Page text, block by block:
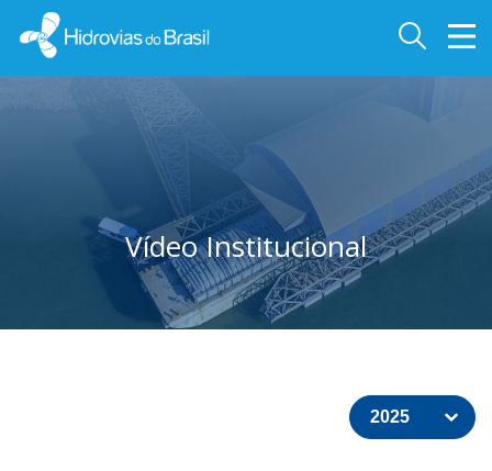
Vídeo Institucional